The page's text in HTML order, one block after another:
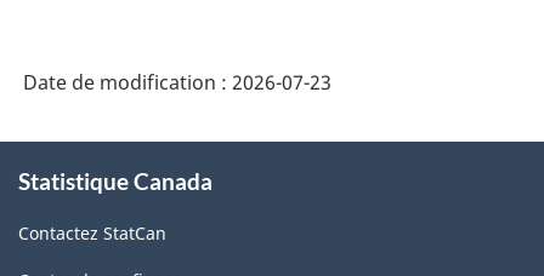
Date de modification : 2026-07-23
propos
ce
Statistique Canada
Contactez StatCan